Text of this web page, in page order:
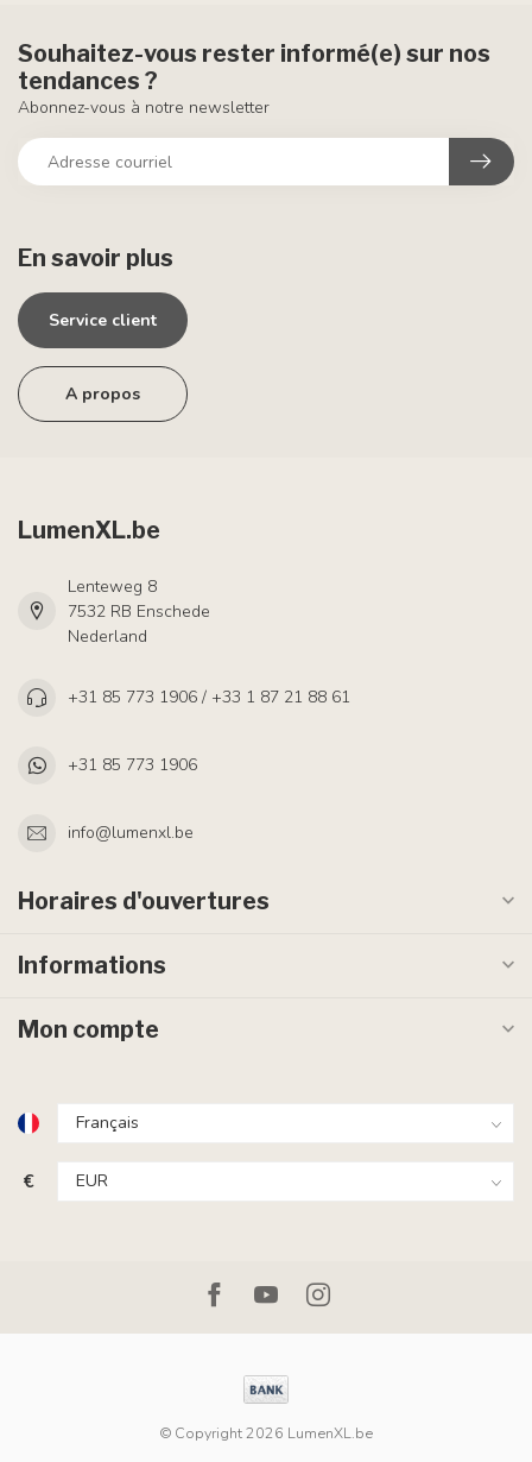
En savoir plus
Service client
A propos
Souhaitez-vous rester informé(e) sur nos
tendances ?
Abonnez-vous à notre newsletter
LumenXL.be
Lenteweg 8
7532 RB Enschede
Nederland
+31 85 773 1906 / +33 1 87 21 88 61
+31 85 773 1906
info@lumenxl.be
Horaires d'ouvertures
Informations
Mon compte
€
© Copyright 2026 LumenXL.be